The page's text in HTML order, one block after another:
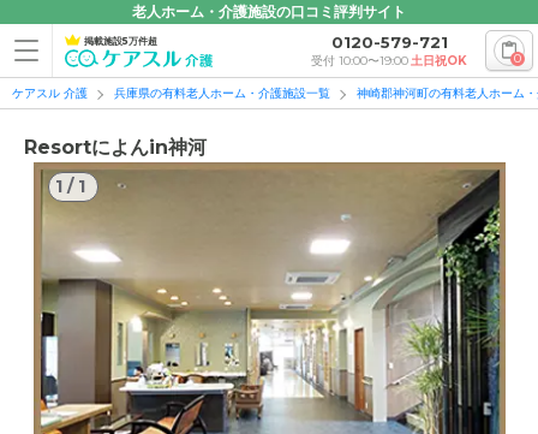
老人ホーム・介護施設の口コミ評判サイト
掲載施設5万件超 0120-579-721
受付 10:00〜19:00土日祝OK 0
ケアスル 介護 兵庫県の有料老人ホーム・介護施設一覧 神崎郡神河町の有料老人ホーム
Resortによんin神河
1 / 1
1/1